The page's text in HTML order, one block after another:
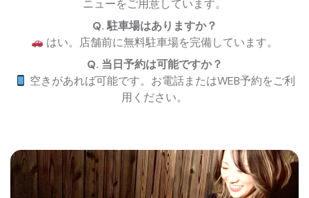
ニューをご用意しています。
Q. 駐車場はありますか？
はい。店舗前に無料駐車場を完備しています。
Q. 当日予約は可能ですか？
空きがあれば可能です。お電話またはWEB予約をご利
用ください。